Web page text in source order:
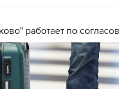
работает по